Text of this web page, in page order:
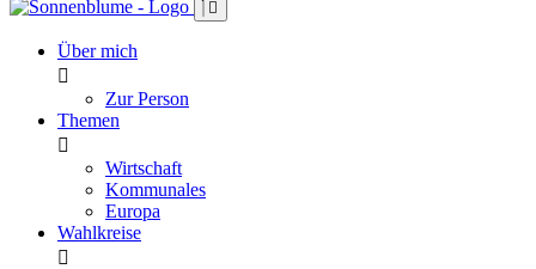
Über mich
Zur Person
Themen
Wirtschaft
Kommunales
Europa
Wahlkreise